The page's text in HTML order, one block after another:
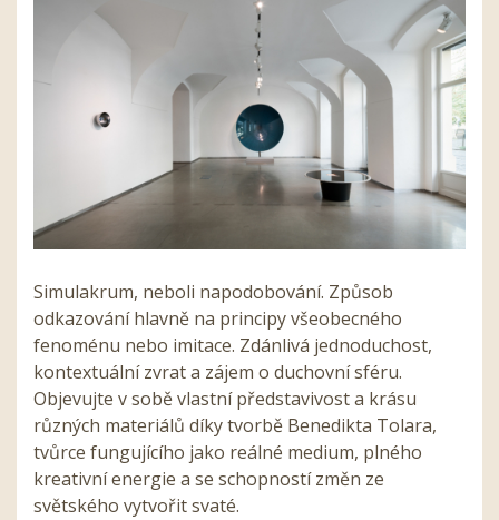
Simulakrum, neboli napodobování. Způsob
odkazování hlavně na principy všeobecného
fenoménu nebo imitace. Zdánlivá jednoduchost,
kontextuální zvrat a zájem o duchovní sféru.
Objevujte v sobě vlastní představivost a krásu
různých materiálů díky tvorbě Benedikta Tolara,
tvůrce fungujícího jako reálné medium, plného
kreativní energie a se schopností změn ze
světského vytvořit svaté.